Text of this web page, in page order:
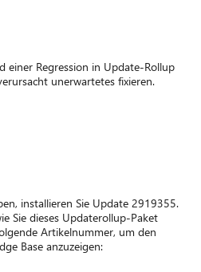
einer Regression in Update-Rollup
unerwartetes fixieren.
installieren Sie Update 2919355.
Sie dieses Updaterollup-Paket
Artikelnummer, um den
Base anzuzeigen: